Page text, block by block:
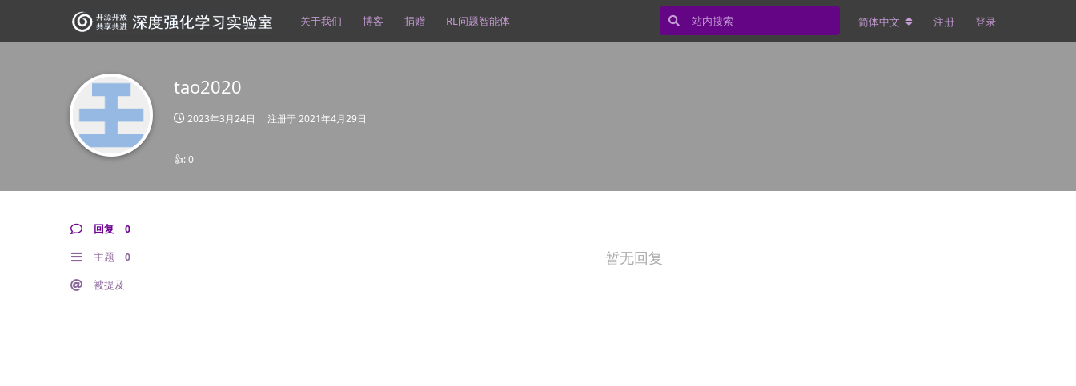
关于我们 博客 捐赠 RL问题智能体 简体中文 注册 登录
tao2020
2023年3月24日 注册于2021年4月29日
👍: 0
回复 0
主题 0
被提及
暂无回复